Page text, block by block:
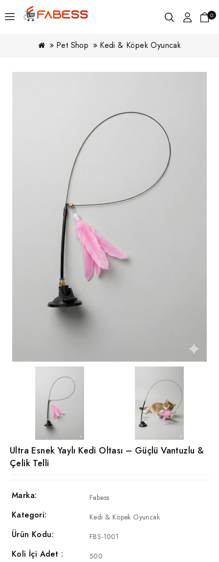
0
Pet Shop Kedi & Köpek Oyuncak
Ultra Esnek Yaylı Kedi Oltası – Güçlü Vantuzlu &
Çelik Telli
Marka: Fabess
Kategori: Kedi & Köpek Oyuncak
Ürün Kodu: FBS-1001
Koli İçi Adet : 500